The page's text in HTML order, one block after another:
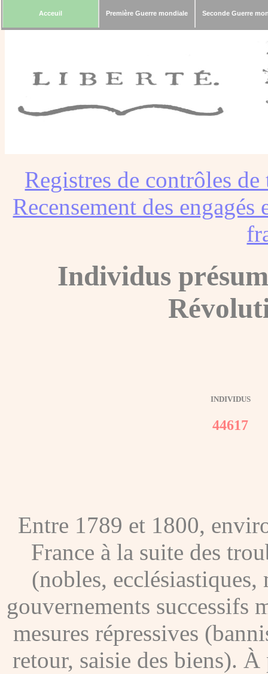
Acceuil Première Guerre mondiale Seconde Guerre
Registres de contrôles
Recensement des
Individus
INDIVIDUS
44617
Entre 1789 et 1800,
France à la suite des
(nobles,
gouvernements successifs
mesures répressives
retour, saisie des biens).